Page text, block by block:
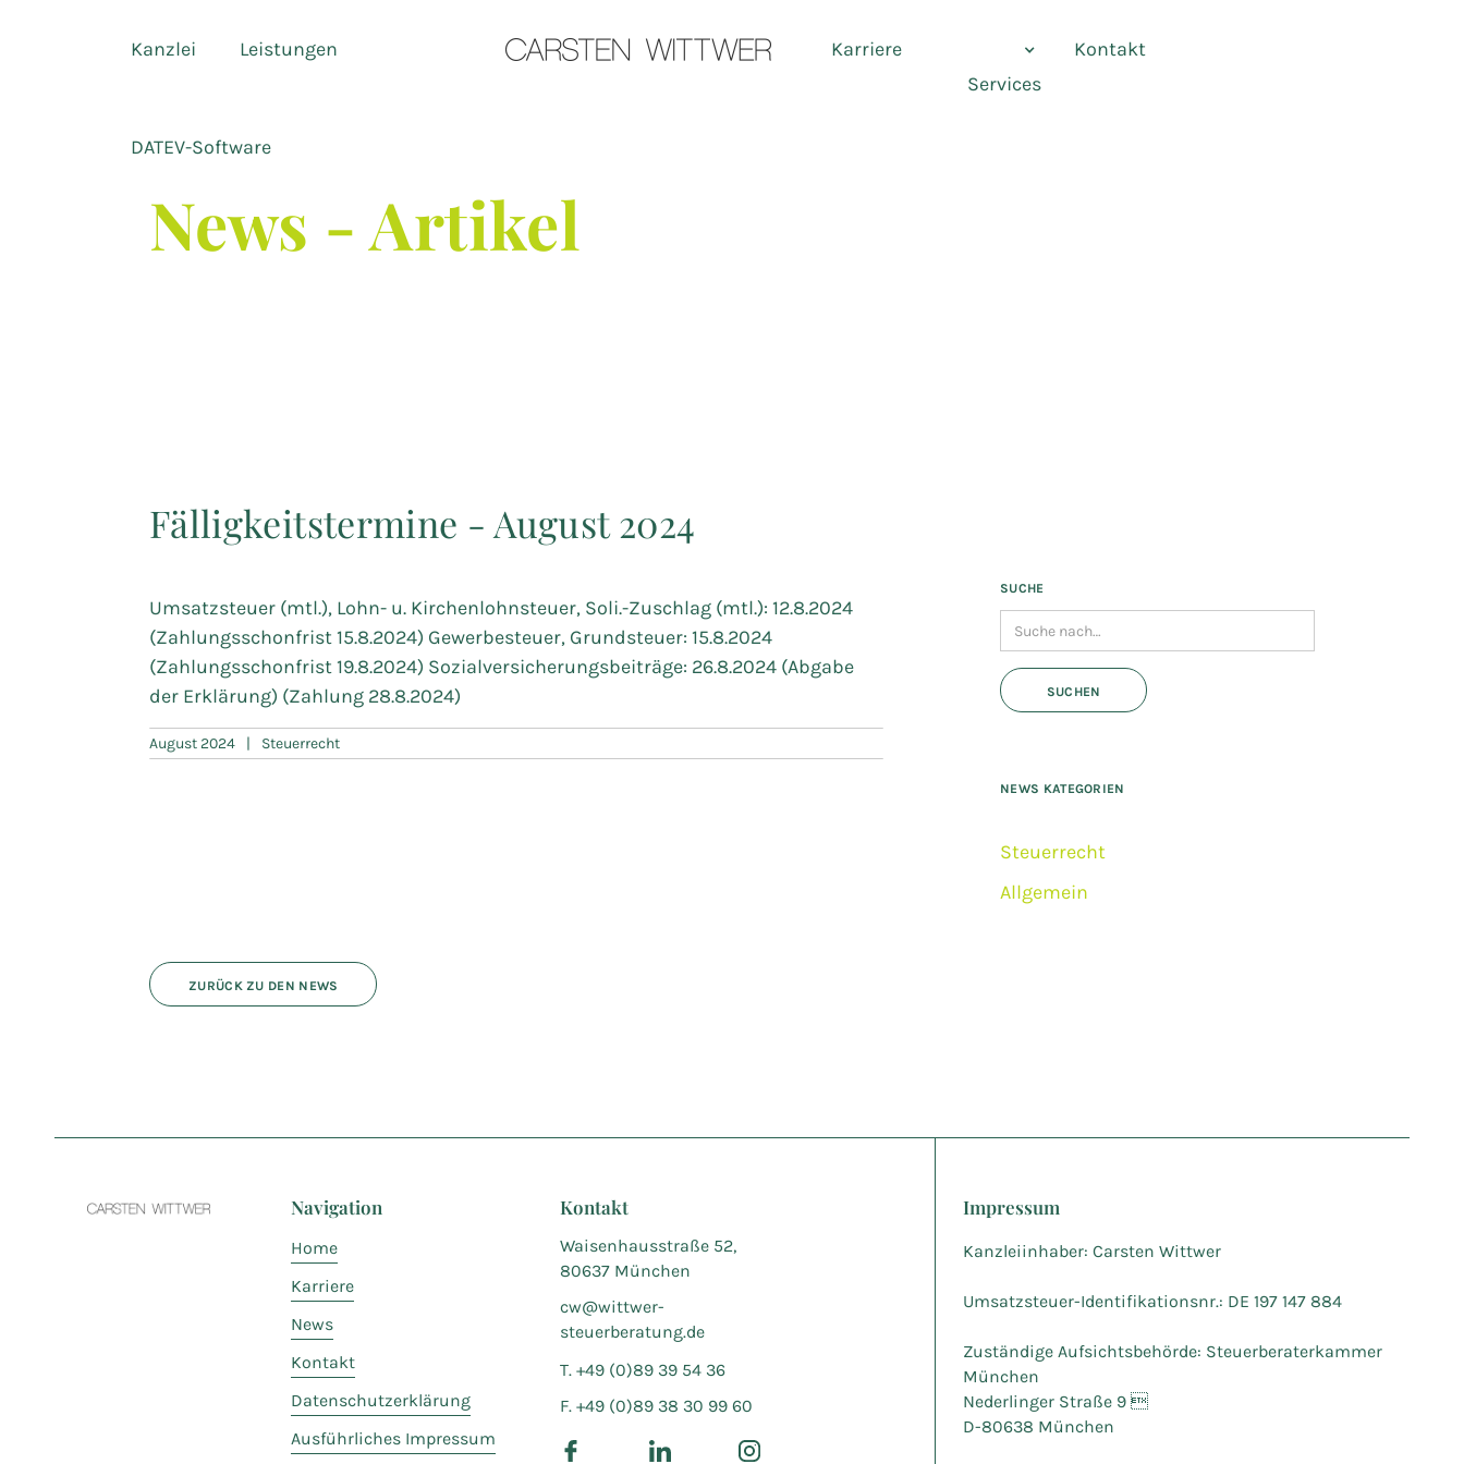
Kanzlei Leistungen
DATEV-Software
Karriere
Services
Kontakt
News - Artikel
Fälligkeitstermine - August 2024
Umsatzsteuer (mtl.), Lohn- u. Kirchenlohnsteuer, Soli.-Zuschlag (mtl.): 12.8.2024
(Zahlungsschonfrist 15.8.2024) Gewerbesteuer, Grundsteuer: 15.8.2024
(Zahlungsschonfrist 19.8.2024) Sozialversicherungsbeiträge: 26.8.2024 (Abgabe
der Erklärung) (Zahlung 28.8.2024)
August 2024 | Steuerrecht
SUCHE
NEWS KATEGORIEN
Steuerrecht
Allgemein
ZURÜCK ZU DEN NEWS
Navigation
Home
Karriere
News
Kontakt
Datenschutzerklärung
Ausführliches Impressum
Kontakt
Waisenhausstraße 52,
80637 München
cw@wittwer-
steuerberatung.de
T. +49 (0)89 39 54 36
F. +49 (0)89 38 30 99 60
Impressum
Kanzleiinhaber: Carsten Wittwer
Umsatzsteuer-Identifikationsnr.: DE 197 147 884
Zuständige Aufsichtsbehörde: Steuerberaterkammer
München
Nederlinger Straße 9 
D-80638 München